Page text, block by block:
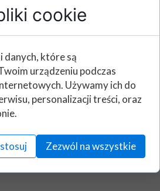
DO
AKCJI!
JESIENNEJ AKCJI!
cookie
danych, które są
urządzeniu podczas
Używamy ich do
personalizacji treści, oraz
Zezwól na wszystkie